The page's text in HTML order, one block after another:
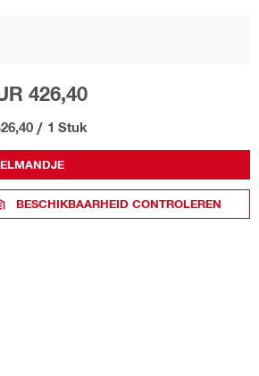
426,40
/ 1 Stuk
BESCHIKBAARHEID CONTROLEREN